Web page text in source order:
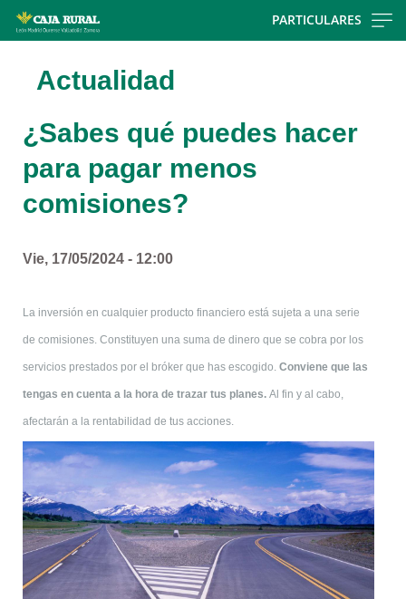
PARTICULARES
Actualidad
¿Sabes qué puedes hacer
para pagar menos
comisiones?
Vie, 17/05/2024 - 12:00
La inversión en cualquier producto financiero está sujeta a una serie
de comisiones. Constituyen una suma de dinero que se cobra por los
servicios prestados por el bróker que has escogido. Conviene que las
tengas en cuenta a la hora de trazar tus planes. Al fin y al cabo,
afectarán a la rentabilidad de tus acciones.